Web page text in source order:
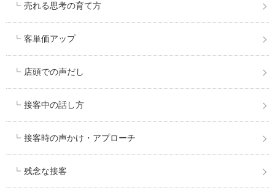
売れる思考の育て方
客単価アップ
店頭での声だし
接客中の話し方
接客時の声かけ・アプローチ
残念な接客